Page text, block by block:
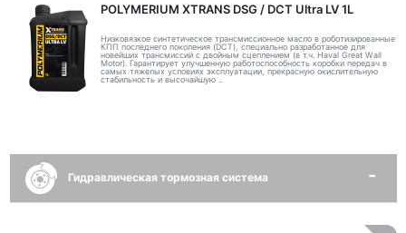
POLYMERIUM XTRANS DSG / DCT Ultra LV 1L
Низковязкое синтетическое трансмиссионное масло в роботизированные
КПП последнего поколения (DCT), специально разработанное для
новейших трансмиссий с двойным сцеплением (в т.ч. Haval Great Wall
Motor). Гарантирует улучшенную работоспособность коробки передач в
самых тяжелых условиях эксплуатации, прекрасную окислительную
стабильность и высочайшую ..
Гидравлическая тормозная система